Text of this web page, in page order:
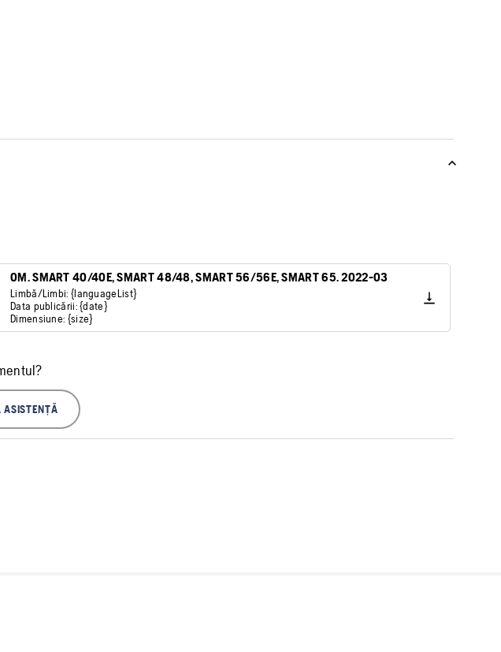
OM. SMART 40/40E, SMART 48/48, SMART 56/56E, SMART 65. 2022-03
Limbă/Limbi: {languageList}
Data publicării: {date}
Dimensiune: {size}
ASISTENȚĂ